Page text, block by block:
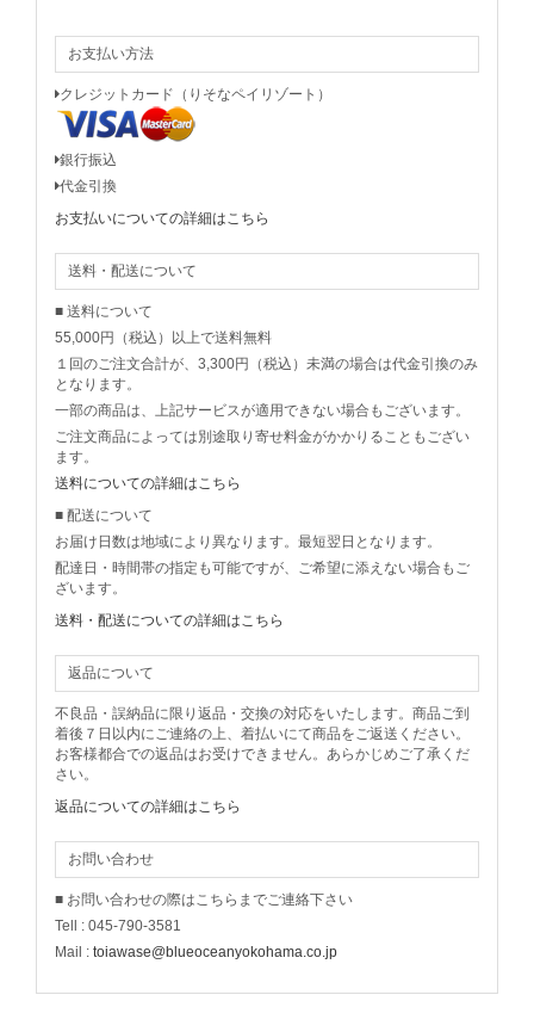
お支払い方法
クレジットカード（りそなペイリゾート）
銀行振込
代金引換
お支払いについての詳細はこちら
送料・配送について
■ 送料について
55,000円（税込）以上で送料無料
１回のご注文合計が、3,300円（税込）未満の場合は代金引換のみ
となります。
一部の商品は、上記サービスが適用できない場合もございます。
ご注文商品によっては別途取り寄せ料金がかかりることもござい
ます。
送料についての詳細はこちら
■ 配送について
お届け日数は地域により異なります。最短翌日となります。
配達日・時間帯の指定も可能ですが、ご希望に添えない場合もご
ざいます。
送料・配送についての詳細はこちら
返品について
不良品・誤納品に限り返品・交換の対応をいたします。商品ご到
着後７日以内にご連絡の上、着払いにて商品をご返送ください。
お客様都合での返品はお受けできません。あらかじめご了承くだ
さい。
返品についての詳細はこちら
お問い合わせ
■ お問い合わせの際はこちらまでご連絡下さい
Tell : 045-790-3581
Mail : toiawase@blueoceanyokohama.co.jp